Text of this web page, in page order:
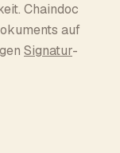
Chaindoc
auf
Signatur-